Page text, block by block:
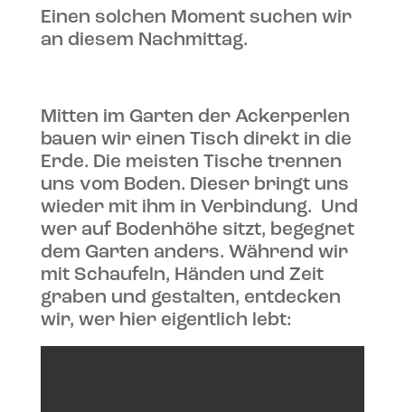
Einen solchen Moment suchen wir
an diesem Nachmittag.
Mitten im Garten der Ackerperlen
bauen wir einen Tisch direkt in die
Erde. Die meisten Tische trennen
uns vom Boden. Dieser bringt uns
wieder mit ihm in Verbindung. Und
wer auf Bodenhöhe sitzt, begegnet
dem Garten anders. Während wir
mit Schaufeln, Händen und Zeit
graben und gestalten, entdecken
wir, wer hier eigentlich lebt: